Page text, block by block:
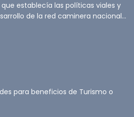
establecía las políticas viales y
de la red caminera nacional...
para beneficios de Turismo o